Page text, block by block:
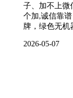
子、加不上微
个加,诚信靠
牌，绿色无机
2026-05-07